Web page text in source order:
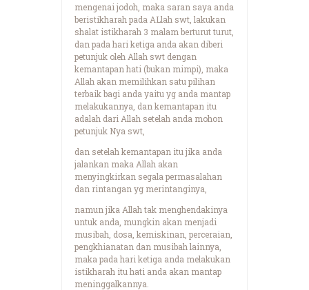
mengenai jodoh, maka saran saya anda
beristikharah pada ALlah swt, lakukan
shalat istikharah 3 malam berturut turut,
dan pada hari ketiga anda akan diberi
petunjuk oleh Allah swt dengan
kemantapan hati (bukan mimpi), maka
Allah akan memilihkan satu pilihan
terbaik bagi anda yaitu yg anda mantap
melakukannya, dan kemantapan itu
adalah dari Allah setelah anda mohon
petunjuk Nya swt,
dan setelah kemantapan itu jika anda
jalankan maka Allah akan
menyingkirkan segala permasalahan
dan rintangan yg merintanginya,
namun jika Allah tak menghendakinya
untuk anda, mungkin akan menjadi
musibah, dosa, kemiskinan, perceraian,
pengkhianatan dan musibah lainnya,
maka pada hari ketiga anda melakukan
istikharah itu hati anda akan mantap
meninggalkannya.